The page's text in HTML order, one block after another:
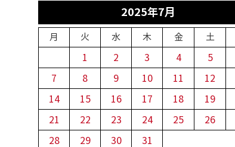
2025年7月
月 火 水 木 金 土
1 2 3 4 5
7
8 9 10 11 12
14
15 16 17 18 19
21
22 23 24 25 26
28
29 30 31